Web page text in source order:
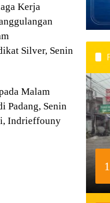
Kerja
Silver, Senin
Malam
Padang, Senin
Indrieffouny
1